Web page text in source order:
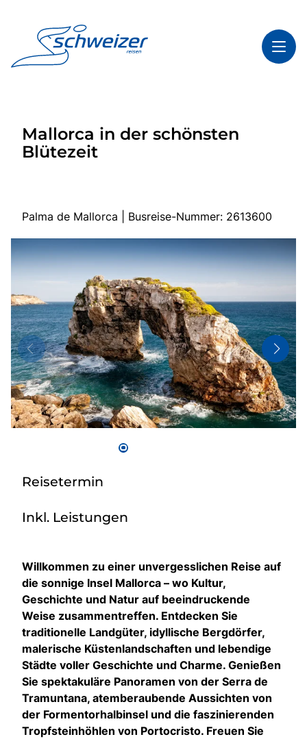
Highlights
Start
Mehrtagesreisen
Tagesfahrten
Bus anmieten
Kataloge
Kontakt
Mallorca in der schönsten
Blütezeit
Palma de Mallorca | Busreise-Nummer: 2613600
Reisetermin
Inkl. Leistungen
Willkommen zu einer unvergesslichen Reise auf
die sonnige Insel Mallorca – wo Kultur,
Geschichte und Natur auf beeindruckende
Weise zusammentreffen. Entdecken Sie
traditionelle Landgüter, idyllische Bergdörfer,
malerische Küstenlandschaften und lebendige
Städte voller Geschichte und Charme. Genießen
Sie spektakuläre Panoramen von der Serra de
Tramuntana, atemberaubende Aussichten von
der Formentorhalbinsel und die faszinierenden
Tropfsteinhöhlen von Portocristo. Freuen Sie